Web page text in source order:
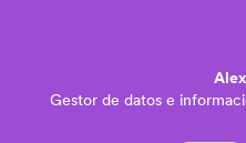
Gestor de datos e